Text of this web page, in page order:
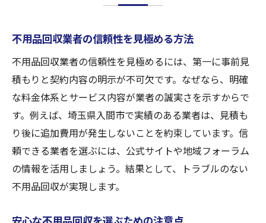
不用品回収業者の信頼性を見極める方法
不用品回収業者の信頼性を見極めるには、第一に事前見
積もりと契約内容の明示が不可欠です。なぜなら、明確
な料金体系とサービス内容が業者の誠実さを示すからで
す。例えば、埼玉県入間市で実績のある業者は、見積も
り後に追加費用が発生しないことを約束しています。信
頼できる業者を選ぶには、公式サイトや地域フォーラム
の情報を活用しましょう。結果として、トラブルのない
不用品回収が実現します。